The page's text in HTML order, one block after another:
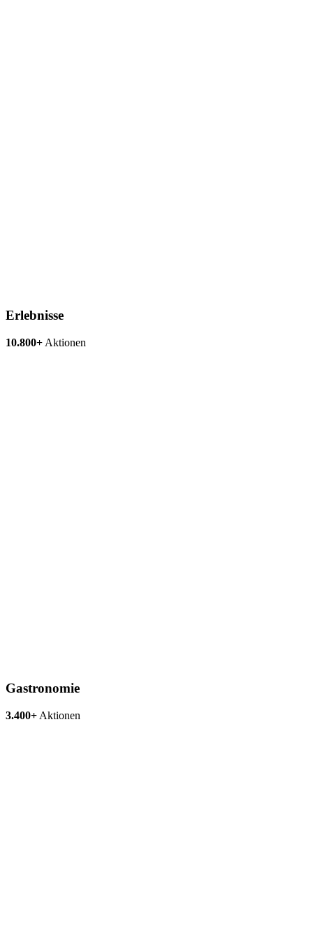
Erlebnisse
10.800+ Aktionen
Gastronomie
3.400+ Aktionen